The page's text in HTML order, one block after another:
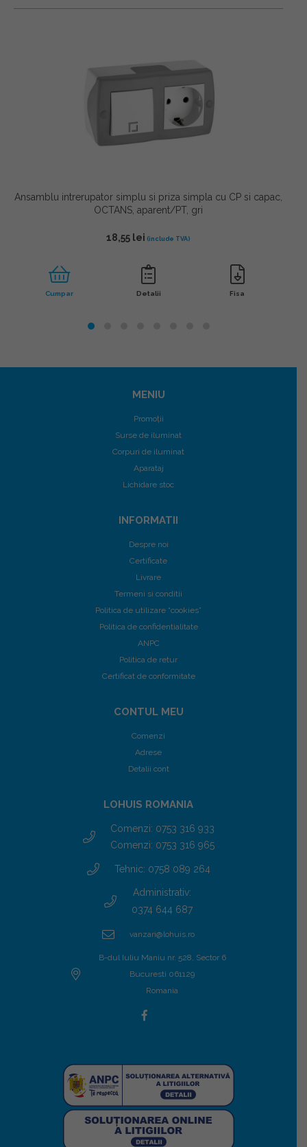
Ansamblu intrerupator simplu si priza simpla cu CP si capac,
OCTANS, aparent/PT, gri
18,55 lei
Cumpar Detalii Fisa
MENIU
Promoții
Surse de iluminat
Corpuri de iluminat
Aparataj
Lichidare stoc
INFORMATII
Despre noi
Certificate
Livrare
Termeni si conditii
Politica de utilizare “cookies”
Politica de confidentialitate
ANPC
Politica de retur
Certificat de conformitate
CONTUL MEU
Comenzi
Adrese
Detalii cont
LOHUIS ROMANIA
Comenzi: 0753 316 933
Comenzi: 0753 316 965
Tehnic: 0758 089 264
Administrativ:
0374 644 687
vanzari@lohuis.ro
B-dul Iuliu Maniu nr. 528, Sector 6
Bucuresti 061129
Romania